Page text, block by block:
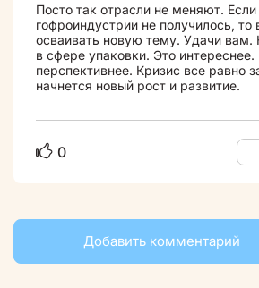
Посто так отрасли не меняют. Если
гофроиндустрии не получилось, то
осваивать новую тему. Удачи вам.
в сфере упаковки. Это интереснее.
перспективнее. Кризис все равно
начнется новый рост и развитие.
0
Добавить комментарий